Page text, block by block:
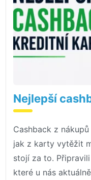
Nejlepší
Cashback z
jak z karty vytěžit
stojí za to.
které u nás